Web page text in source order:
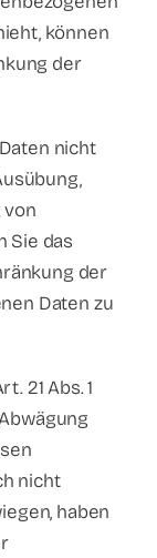
können
der
nicht
von
Sie das
der
Daten zu
21 Abs. 1
nicht
haben